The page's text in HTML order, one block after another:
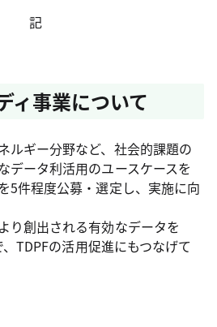
記
ィ事業について
ルギー分野など、社会的課題の
データ利活用のユースケースを
5件程度公募・選定し、実施に向
り創出される有効なデータを
TDPFの活用促進にもつなげて